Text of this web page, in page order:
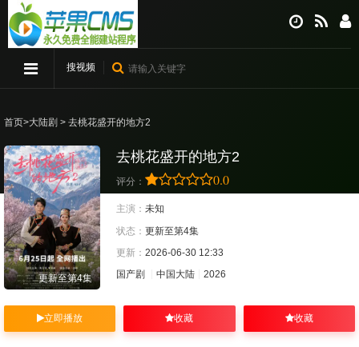
搜视频
首页>大陆剧 > 去桃花盛开的地方2
更新至第4集
去桃花盛开的地方2
评分： 0.0
主演： 未知
状态： 更新至第4集
更新： 2026-06-30 12:33
国产剧
中国大陆 2026
立即播放 收藏 收藏